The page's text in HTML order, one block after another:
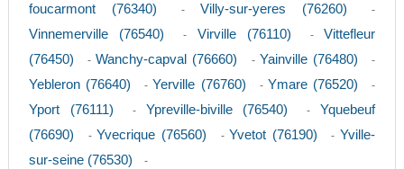
foucarmont (76340)
- Villy-sur-yeres (76260) -
Vinnemerville (76540) - Virville (76110) - Vittefleur
(76450)
-Wanchy-capval (76660) - Yainville (76480) -
Yebleron (76640) - Yerville (76760) - Ymare (76520) -
Yport (76111) - Ypreville-biville (76540) - Yquebeuf
(76690)
- Yvecrique (76560) - Yvetot (76190) - Yville-
sur-seine (76530)
-